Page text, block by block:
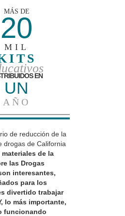
MÁS DE
20
MIL
EN
UN
AÑO
de reducción de la
drogas de California
materiales de la
las Drogas
interesantes,
para los
divertido trabajar
lo más importante,
funcionando